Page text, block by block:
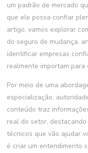
um padrão de mercado
que ele possa confiar
artigo, vamos explorar
do seguro de mudança,
identificar empresas
realmente importam
Por meio de uma
especialização,
conteúdo traz
real do setor,
técnicos que vão ajudar
é criar um entendimento